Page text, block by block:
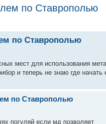
по Ставрополью
по Ставрополью
мест для использования
и теперь не знаю где начать
по Ставрополью
погуляй если мд позволяет